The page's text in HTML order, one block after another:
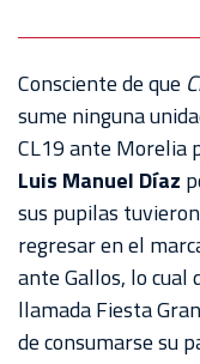
REBAÑO
CHIVAS
TIENDA
CHIVAS
CHIVASTV
ESTADIO
AKRON
Consciente de que
sume ninguna
CL19 ante Morelia
Luis Manuel Díaz
sus pupilas
regresar en el
ante Gallos, lo cual
llamada Fiesta
de consumarse su